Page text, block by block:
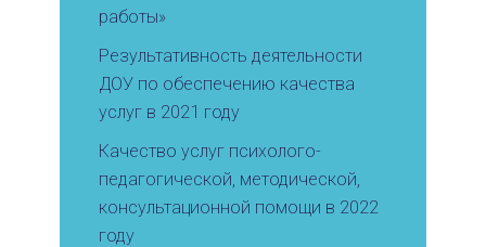
работы»
Результативность деятельности
ДОУ по обеспечению качества
услуг в 2021 году
Качество услуг психолого-
педагогической, методической,
консультационной помощи в 2022
году